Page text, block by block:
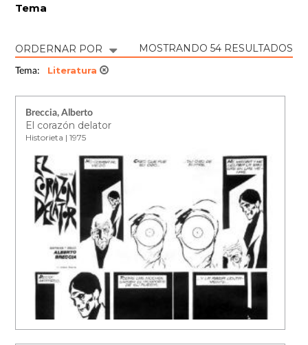
Tema
ORDERNAR POR MOSTRANDO 54 RESULTADOS
Tema: Literatura
Breccia, Alberto
El corazón delator
Historieta | 1975